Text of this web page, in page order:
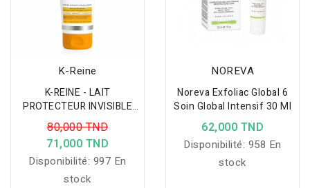
K-Reine
K-REINE - LAIT
PROTECTEUR INVISIBLE
POUR VISAGE ET CORPS
SPF50+ 250ML
80,000 TND
71,000 TND
Disponibilité: 997 En
stock
NOREVA
Noreva Exfoliac Global 6
Soin Global Intensif 30 Ml
62,000 TND
Disponibilité: 958 En
stock